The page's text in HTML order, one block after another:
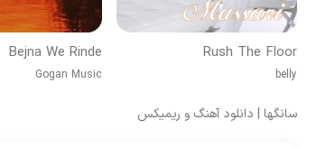
Rush The Floor
belly
Bejna We Rinde
Gogan Music
سانگها | دانلود آهنگ و ریمیکس